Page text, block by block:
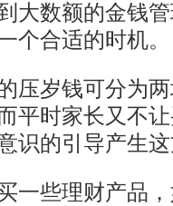
大数额的金钱
个合适的时机。
岁钱可分为两
平时家长又不
识的引导产生
些理财产品，